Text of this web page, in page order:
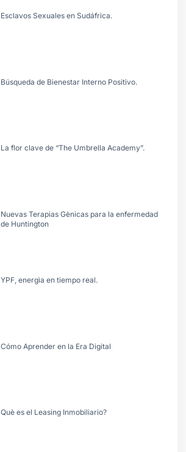
Esclavos Sexuales en Sudáfrica.
Búsqueda de Bienestar Interno Positivo.
La flor clave de “The Umbrella Academy”.
Nuevas Terapias Gènicas para la enfermedad
de Huntington
YPF, energìa en tiempo real.
Cómo Aprender en la Era Digital
Què es el Leasing Inmobiliario?